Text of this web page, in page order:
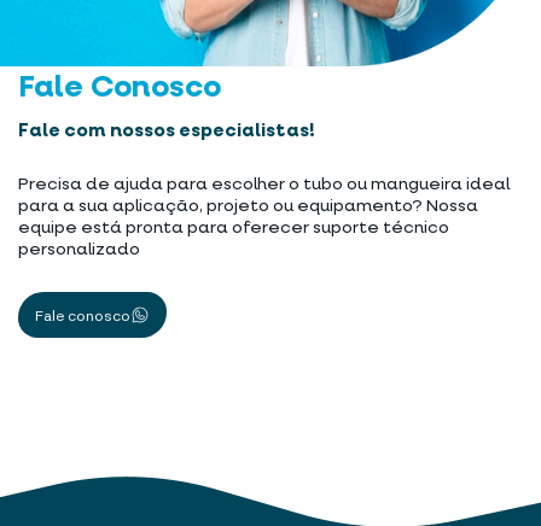
Fale Conosco
Fale com nossos especialistas!
Precisa de ajuda para escolher o tubo ou mangueira ideal
para a sua aplicação, projeto ou equipamento? Nossa
equipe está pronta para oferecer suporte técnico
personalizado
Fale conosco